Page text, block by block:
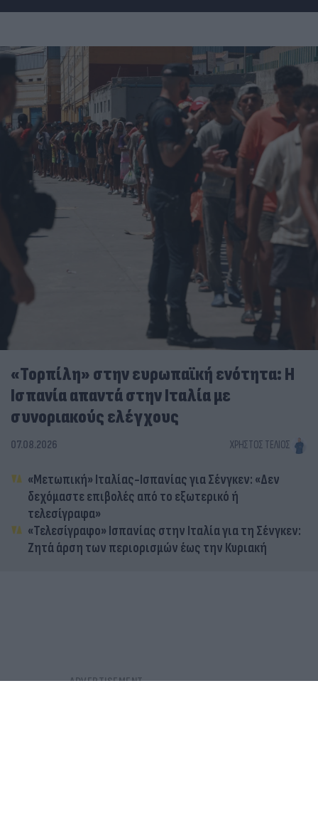
«Τορπίλη» στην ευρωπαϊκή ενότητα: Η
Ισπανία απαντά στην Ιταλία με
συνοριακούς ελέγχους
07.08.2026 ΧΡΉΣΤΟΣ ΤΈΛΙΟΣ
«Μετωπική» Ιταλίας-Ισπανίας για Σένγκεν: «Δεν
δεχόμαστε επιβολές από το εξωτερικό ή
τελεσίγραφα»
«Τελεσίγραφο» Ισπανίας στην Ιταλία για τη Σένγκεν:
Ζητά άρση των περιορισμών έως την Κυριακή